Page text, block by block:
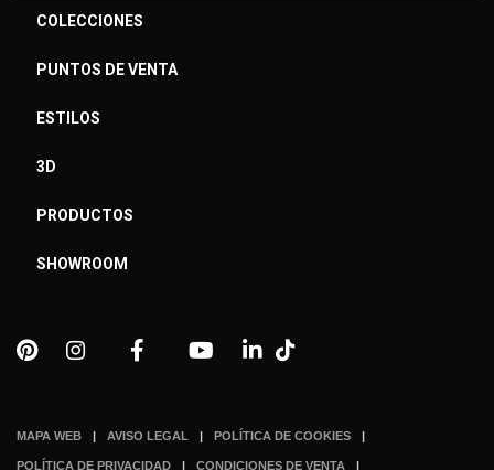
COLECCIONES
PUNTOS DE VENTA
ESTILOS
3D
PRODUCTOS
SHOWROOM
MAPA WEB AVISO LEGAL POLÍTICA DE COOKIES
POLÍTICA DE PRIVACIDAD CONDICIONES DE VENTA